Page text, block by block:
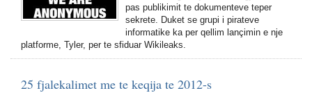
pas publikimit te dokumenteve teper
sekrete. Duket se grupi i pirateve
informatike ka per qellim lançimin e nje
platforme, Tyler, per te sfiduar Wikileaks.
25 fjalekalimet me te keqija te 2012-s